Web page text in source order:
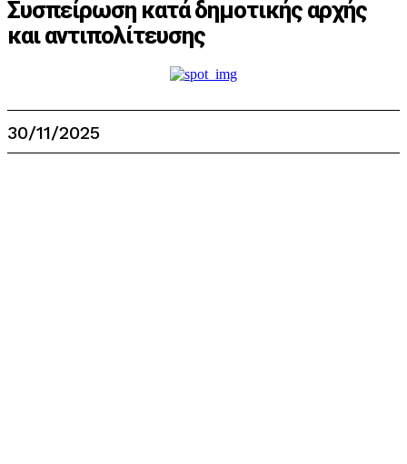
Συσπείρωση κατά δημοτικής αρχής
και αντιπολίτευσης
30/11/2025